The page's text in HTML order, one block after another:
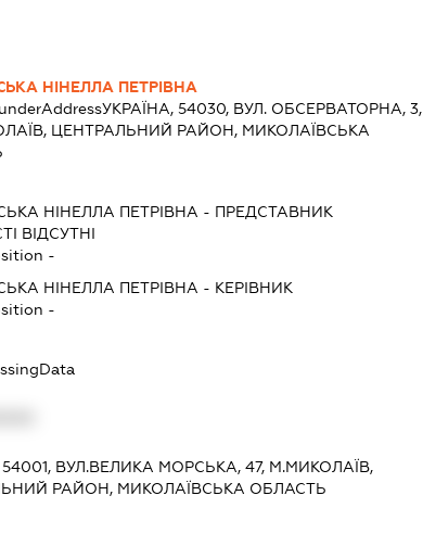
НІНЕЛЛА ПЕТРІВНА
УКРАЇНА, 54030, ВУЛ. ОБСЕРВАТОРНА, 3,
ЦЕНТРАЛЬНИЙ РАЙОН, МИКОЛАЇВСЬКА
НІНЕЛЛА ПЕТРІВНА - ПРЕДСТАВНИК
ВІДСУТНІ
-
НІНЕЛЛА ПЕТРІВНА - КЕРІВНИК
-
54001, ВУЛ.ВЕЛИКА МОРСЬКА, 47, М.МИКОЛАЇВ,
РАЙОН, МИКОЛАЇВСЬКА ОБЛАСТЬ